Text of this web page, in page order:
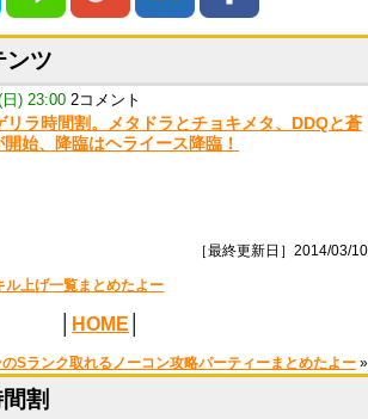
ンツ
) 23:00 2コメント
リラ時間割。メタドラとチョキメタ、DDQと蒼
始、降臨はヘライース降臨！
［最終更新日］2014/03/10
ル上げ一覧まとめたよー
HOME
Sランク取れるノーコン攻略パーティーまとめたよー »
割